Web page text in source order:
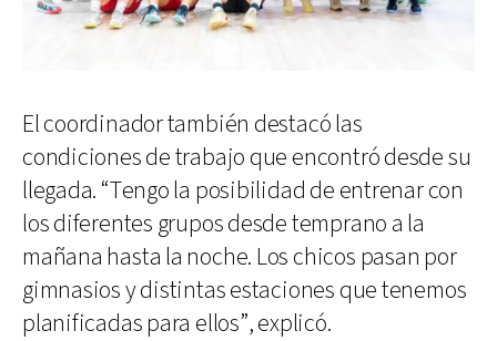
El coordinador también destacó las
condiciones de trabajo que encontró desde su
llegada. “Tengo la posibilidad de entrenar con
los diferentes grupos desde temprano a la
mañana hasta la noche. Los chicos pasan por
gimnasios y distintas estaciones que tenemos
planificadas para ellos”, explicó.